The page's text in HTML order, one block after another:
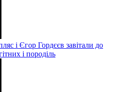
і Єгор Гордєєв завітали до
і породіль